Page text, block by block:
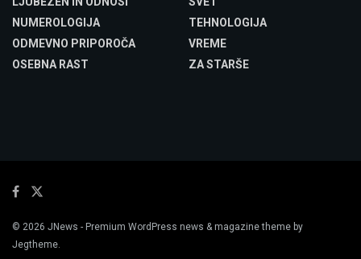
NUMEROLOGIJA
ODMEVNO PRIPOROČA
OSEBNA RAST
TEHNOLOGIJA
VREME
ZA STARŠE
© 2026 JNews - Premium WordPress news & magazine theme by
Jegtheme.